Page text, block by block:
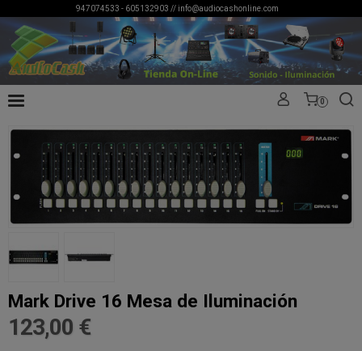
947074533 - 605132903 // info@audiocashonline.com
0
Mark Drive 16 Mesa de Iluminación
123,00 €